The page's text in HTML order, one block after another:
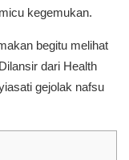
kegemukan.
begitu melihat
dari Health
gejolak nafsu